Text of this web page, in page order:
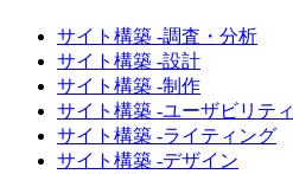
サイト構築 -調査・分析
サイト構築 -設計
サイト構築 -制作
サイト構築 -ユーザビリティ
サイト構築 -ライティング
サイト構築 -デザイン